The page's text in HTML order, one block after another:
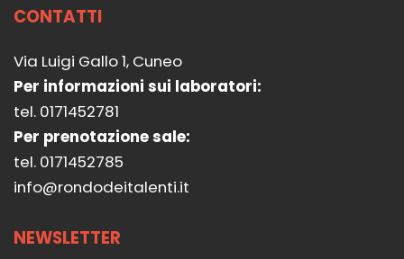
CONTATTI
Via Luigi Gallo 1, Cuneo
Per informazioni sui laboratori:
tel. 0171452781
Per prenotazione sale:
tel. 0171452785
info@rondodeitalenti.it
NEWSLETTER